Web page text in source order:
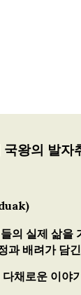
왕의 발자
의 실제 삶을
과 배려가 담
채로운 이야